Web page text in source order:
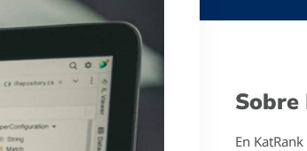
Sobre
En